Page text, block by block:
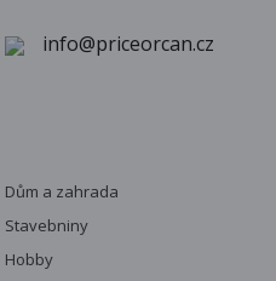
info@priceorcan.cz
Dům a zahrada
Stavebniny
Hobby